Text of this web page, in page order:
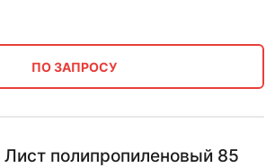
ПО ЗАПРОСУ
Лист полипропиленовый 85